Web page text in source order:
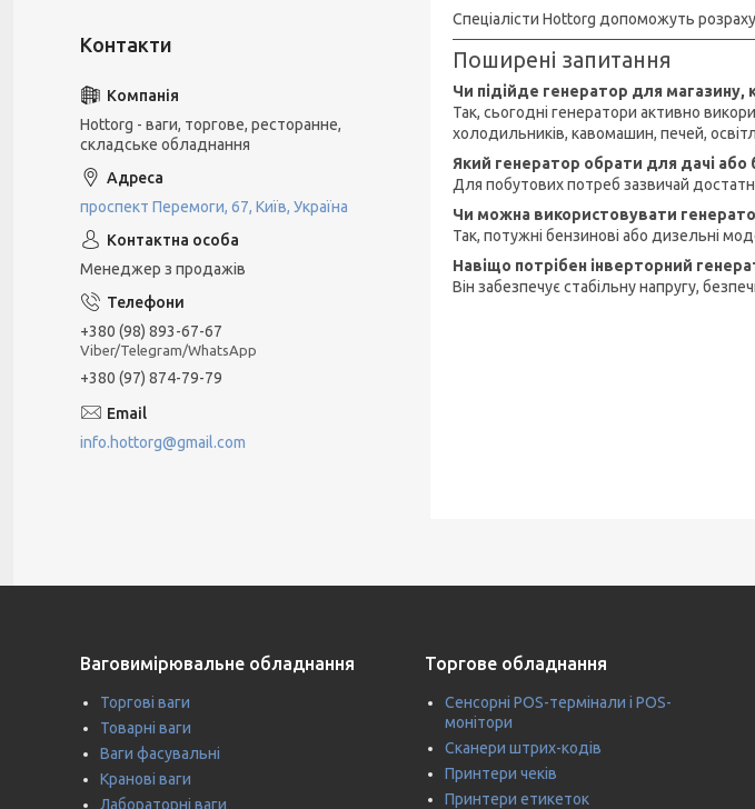
Спеціалісти Hottorg допоможуть
Поширені запитання
Чи підійде генератор для магазину,
Так, сьогодні генератори активно
холодильників, кавомашин, печей,
Який генератор обрати для дачі або
Для побутових потреб зазвичай
Чи можна використовувати
Так, потужні бензинові або дизельні
Навіщо потрібен інверторний
Він забезпечує стабільну напругу,
Hottorg - ваги, торгове, ресторанне,
складське обладнання
проспект Перемоги, 67, Київ, Україна
Менеджер з продажів
+380 (98) 893-67-67
Viber/Telegram/WhatsApp
+380 (97) 874-79-79
info.hottorg@gmail.com
Ваговимірювальне обладнання
Торгові ваги
Товарні ваги
Ваги фасувальні
Кранові ваги
Лабораторні ваги
Торгове обладнання
Сенсорні POS-термінали і POS-
монітори
Сканери штрих-кодів
Принтери чеків
Принтери етикеток